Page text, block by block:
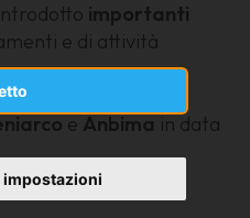
impostazioni
importanti
e di attività
e Anbima in data